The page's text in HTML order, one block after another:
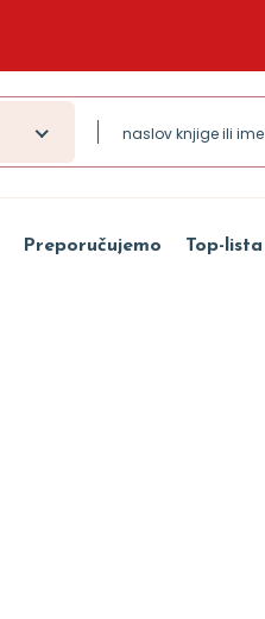
Preporučujemo Top-lista